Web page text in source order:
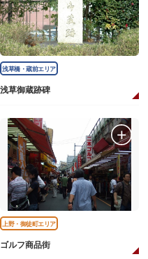
浅草橋・蔵前エリア
浅草御蔵跡碑
上野・御徒町エリア
ゴルフ商品街